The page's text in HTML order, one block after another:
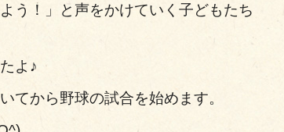
う！」と声をかけていく子どもたち
よ♪
てから野球の試合を始めます。